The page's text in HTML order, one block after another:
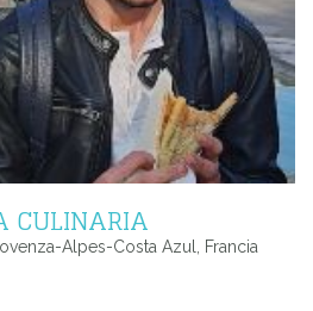
CULINARIA
Alpes-Costa Azul, Francia